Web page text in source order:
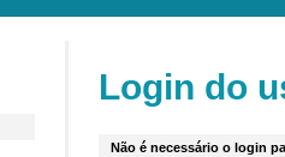
Login do
Não é necessário o login